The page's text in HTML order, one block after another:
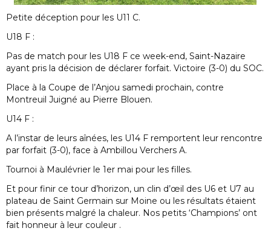
Petite déception pour les U11 C.
U18 F :
Pas de match pour les U18 F ce week-end, Saint-Nazaire
ayant pris la décision de déclarer forfait. Victoire (3-0) du SOC.
Place à la Coupe de l’Anjou samedi prochain, contre
Montreuil Juigné au Pierre Blouen.
U14 F :
A l’instar de leurs aînées, les U14 F remportent leur rencontre
par forfait (3-0), face à Ambillou Verchers A.
Tournoi à Maulévrier le 1er mai pour les filles.
Et pour finir ce tour d’horizon, un clin d’œil des U6 et U7 au
plateau de Saint Germain sur Moine ou les résultats étaient
bien présents malgré la chaleur. Nos petits ‘Champions’ ont
fait honneur à leur couleur .